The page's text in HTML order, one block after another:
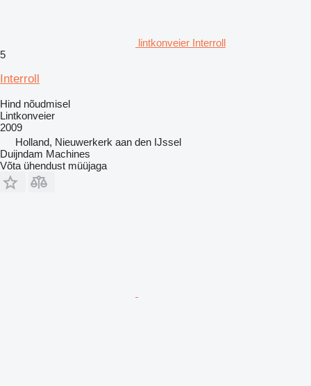
lintkonveier Interroll
5
Interroll
Hind nõudmisel
Lintkonveier
2009
Holland, Nieuwerkerk aan den IJssel
Duijndam Machines
Võta ühendust müüjaga